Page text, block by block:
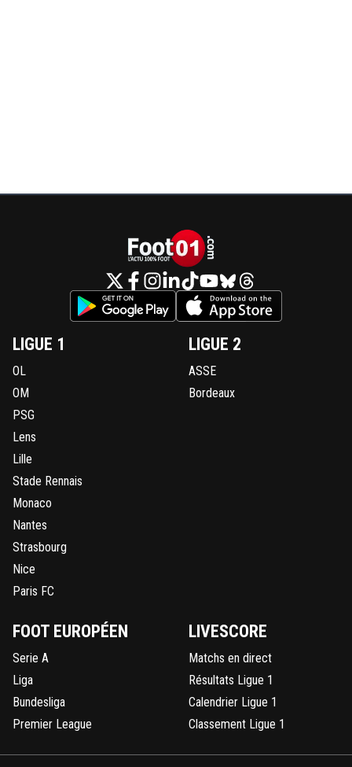
LIGUE 1
OL
OM
PSG
Lens
Lille
Stade Rennais
Monaco
Nantes
Strasbourg
Nice
Paris FC
LIGUE 2
ASSE
Bordeaux
FOOT EUROPÉEN
Serie A
Liga
Bundesliga
Premier League
LIVESCORE
Matchs en direct
Résultats Ligue 1
Calendrier Ligue 1
Classement Ligue 1